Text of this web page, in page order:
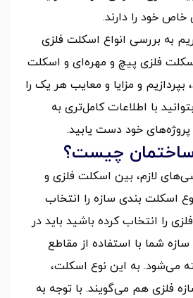
خاص خود را دارند.
به بررسی انواع اسکلت فلزی
فلزی پیچ و مهره‌ای و اسکلت
و مزایا و معایب هر یک را
با اطلاعات کامل‌تری به
پروژه‌های خود دست یابید.
چیست؟
لازم، بین اسکلت فلزی و
اسکلت بندی سازه را انتخاب
را انتخاب کرده باشید باید در
شما با استفاده از مقاطع
می‌شود. به این نوع اسکلت،
فلزی هم می‌گویند. با توجه به